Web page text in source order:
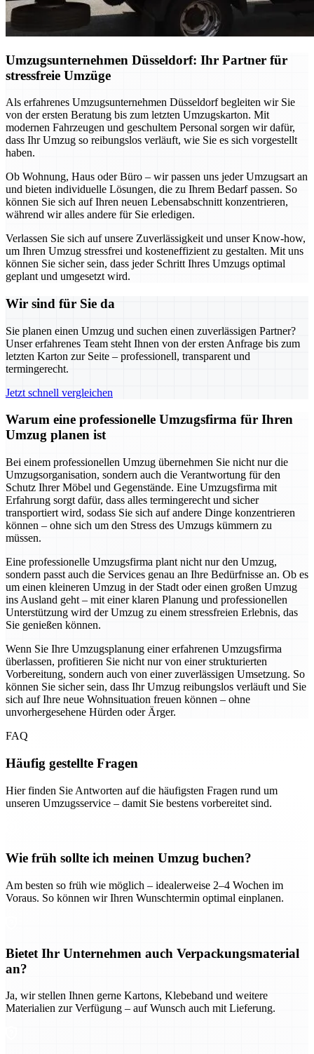
Umzugsunternehmen Düsseldorf: Ihr Partner für
stressfreie Umzüge
Als erfahrenes Umzugsunternehmen Düsseldorf begleiten wir Sie
von der ersten Beratung bis zum letzten Umzugskarton. Mit
modernen Fahrzeugen und geschultem Personal sorgen wir dafür,
dass Ihr Umzug so reibungslos verläuft, wie Sie es sich vorgestellt
haben.
Ob Wohnung, Haus oder Büro – wir passen uns jeder Umzugsart an
und bieten individuelle Lösungen, die zu Ihrem Bedarf passen. So
können Sie sich auf Ihren neuen Lebensabschnitt konzentrieren,
während wir alles andere für Sie erledigen.
Verlassen Sie sich auf unsere Zuverlässigkeit und unser Know-how,
um Ihren Umzug stressfrei und kosteneffizient zu gestalten. Mit uns
können Sie sicher sein, dass jeder Schritt Ihres Umzugs optimal
geplant und umgesetzt wird.
Wir sind für Sie da
Sie planen einen Umzug und suchen einen zuverlässigen Partner?
Unser erfahrenes Team steht Ihnen von der ersten Anfrage bis zum
letzten Karton zur Seite – professionell, transparent und
termingerecht.
Jetzt schnell vergleichen
Warum eine professionelle Umzugsfirma für Ihren
Umzug planen ist
Bei einem professionellen Umzug übernehmen Sie nicht nur die
Umzugsorganisation, sondern auch die Verantwortung für den
Schutz Ihrer Möbel und Gegenstände. Eine Umzugsfirma mit
Erfahrung sorgt dafür, dass alles termingerecht und sicher
transportiert wird, sodass Sie sich auf andere Dinge konzentrieren
können – ohne sich um den Stress des Umzugs kümmern zu
müssen.
Eine professionelle Umzugsfirma plant nicht nur den Umzug,
sondern passt auch die Services genau an Ihre Bedürfnisse an. Ob es
um einen kleineren Umzug in der Stadt oder einen großen Umzug
ins Ausland geht – mit einer klaren Planung und professionellen
Unterstützung wird der Umzug zu einem stressfreien Erlebnis, das
Sie genießen können.
Wenn Sie Ihre Umzugsplanung einer erfahrenen Umzugsfirma
überlassen, profitieren Sie nicht nur von einer strukturierten
Vorbereitung, sondern auch von einer zuverlässigen Umsetzung. So
können Sie sicher sein, dass Ihr Umzug reibungslos verläuft und Sie
sich auf Ihre neue Wohnsituation freuen können – ohne
unvorhergesehene Hürden oder Ärger.
FAQ
Häufig gestellte Fragen
Hier finden Sie Antworten auf die häufigsten Fragen rund um
unseren Umzugsservice – damit Sie bestens vorbereitet sind.
Wie früh sollte ich meinen Umzug buchen?
Am besten so früh wie möglich – idealerweise 2–4 Wochen im
Voraus. So können wir Ihren Wunschtermin optimal einplanen.
Bietet Ihr Unternehmen auch Verpackungsmaterial
an?
Ja, wir stellen Ihnen gerne Kartons, Klebeband und weitere
Materialien zur Verfügung – auf Wunsch auch mit Lieferung.